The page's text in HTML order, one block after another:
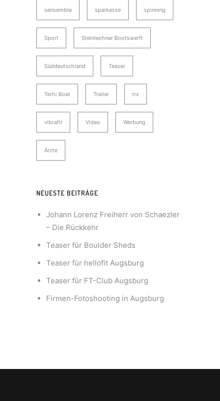
sensemble sparkasse spinning
Sport Steinlechner Bootswerft
Süddeutschland Teaser
Terhi Boat Trailer trx
vibrafit Video Werbung
Ärzte
NEUESTE BEITRÄGE
Johann Lorenz Freiherr von Schaezler
– Die Rückkehr
Teaser für Boulder Sheds
Teaser für hellofit Augsburg
Teaser für FT-Club Augsburg
Firmen-Fotoshooting in Augsburg